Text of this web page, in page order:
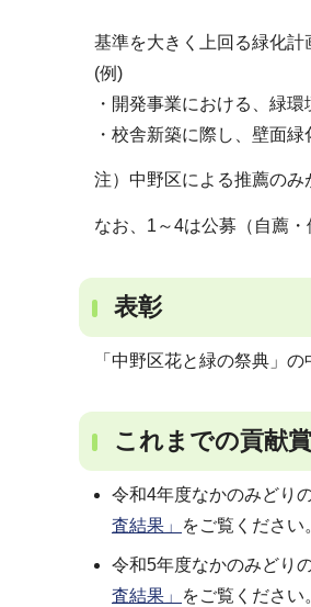
基準を大きく上回る緑化
(例)
・開発事業における、緑
・校舎新築に際し、壁面
注）中野区による推薦のみ
なお、1～4は公募（自薦
表彰
「中野区花と緑の祭典」
これまでの貢献賞
令和4年度なかのみどり
査結果」
をご覧ください
令和5年度なかのみどり
査結果」
をご覧ください